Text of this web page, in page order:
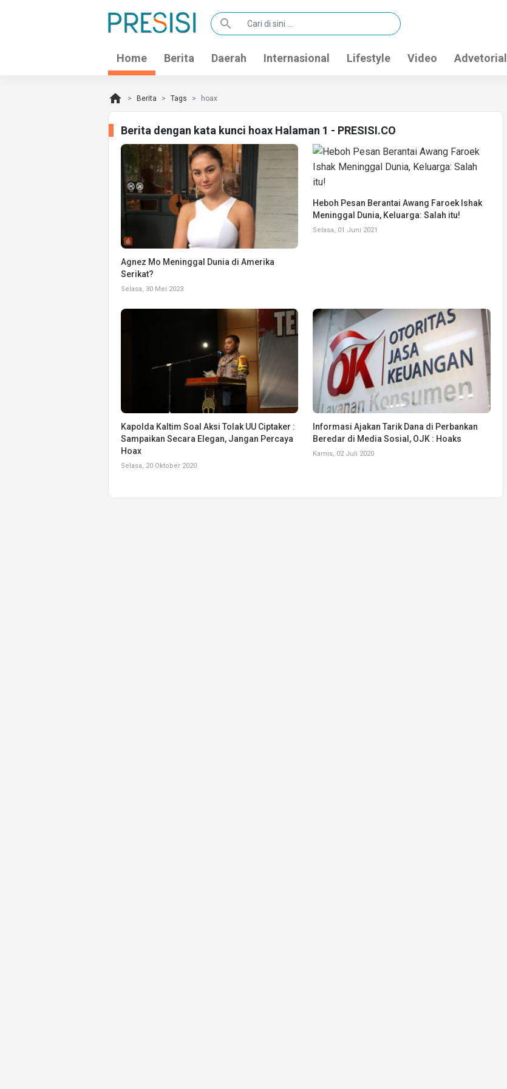
search
Home Berita Daerah Internasional Lifestyle Video Advetorial
home Berita Tags hoax
Berita dengan kata kunci hoax Halaman 1 - PRESISI.CO
Agnez Mo Meninggal Dunia di Amerika
Serikat?
Selasa, 30 Mei 2023
Heboh Pesan Berantai Awang Faroek Ishak
Meninggal Dunia, Keluarga: Salah itu!
Selasa, 01 Juni 2021
Kapolda Kaltim Soal Aksi Tolak UU Ciptaker :
Sampaikan Secara Elegan, Jangan Percaya
Hoax
Selasa, 20 Oktober 2020
Informasi Ajakan Tarik Dana di Perbankan
Beredar di Media Sosial, OJK : Hoaks
Kamis, 02 Juli 2020